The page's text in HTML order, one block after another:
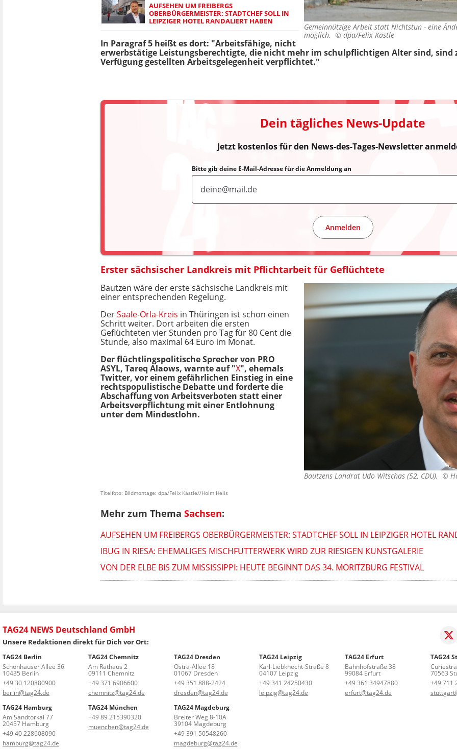
Gemeinnützige Arbeit statt Nichtstun - eine
möglich. © dpa/Felix Kästle
AUFSEHEN UM FREIBERGS
OBERBÜRGERMEISTER: STADTCHEF SOLL IN
LEIPZIGER HOTEL RANDALIERT HABEN
In Paragraf 5 heißt es dort: "Arbeitsfähige, nicht
erwerbstätige Leistungsberechtigte, die nicht mehr im schulpflichtigen Alter sind, sind
Verfügung gestellten Arbeitsgelegenheit verpflichtet."
Dein tägliches News-Update
Jetzt kostenlos für den News-des-Tages-Newsletter
Bitte gib deine E-Mail-Adresse für die Anmeldung an
Anmelden
Erster sächsischer Landkreis mit Pflichtarbeit für Geflüchtete
Bautzens Landrat Udo Witschas (52, CDU). ©
Bautzen wäre der erste sächsische Landkreis mit
einer entsprechenden Regelung.
DerSaale-Orla-Kreis in Thüringen ist schon einen
Schritt weiter. Dort arbeiten die ersten
Geflüchteten vier Stunden pro Tag für 80 Cent die
Stunde, also maximal 64 Euro im Monat.
Der flüchtlingspolitische Sprecher von PRO
ASYL, Tareq Alaows, warnte auf "X", ehemals
Twitter, vor einem gefährlichen Einstieg in eine
rechtspopulistische Debatte und forderte die
Abschaffung von Arbeitsverboten statt einer
Arbeitsverpflichtung mit einer Entlohnung
unter dem Mindestlohn.
Titelfoto: Bildmontage: dpa/Felix Kästle//Holm Helis
Mehr zum Thema Sachsen:
AUFSEHEN UM FREIBERGS OBERBÜRGERMEISTER: STADTCHEF SOLL IN LEIPZIGER HOTEL
IBUG IN RIESA: EHEMALIGES MISCHFUTTERWERK WIRD ZUR RIESIGEN KUNSTGALERIE
VON DER ELBE BIS ZUM MISSISSIPPI: HEUTE BEGINNT DAS 34. MORITZBURG FESTIVAL
TAG24 NEWS Deutschland GmbH
Unsere Redaktionen direkt für Dich vor Ort:
TAG24 Berlin
Schönhauser Allee 36
10435 Berlin
+49 30 120880900
berlin@tag24.de
TAG24 Chemnitz
Am Rathaus 2
09111 Chemnitz
+49 371 6906600
chemnitz@tag24.de
TAG24 Dresden
Ostra-Allee 18
01067 Dresden
+49 351 888-2424
dresden@tag24.de
TAG24 Leipzig
Karl-Liebknecht-Straße 8
04107 Leipzig
+49 341 24250430
leipzig@tag24.de
TAG24 Erfurt
Bahnhofstraße 38
99084 Erfurt
+49 361 34947880
erfurt@tag24.de
TAG24
70563
+49 711
TAG24 Hamburg
Am Sandtorkai 77
20457 Hamburg
+49 40 228608090
hamburg@tag24.de
TAG24 München
+49 89 215390320
muenchen@tag24.de
TAG24 Magdeburg
Breiter Weg 8-10A
39104 Magdeburg
+49 391 50548260
magdeburg@tag24.de